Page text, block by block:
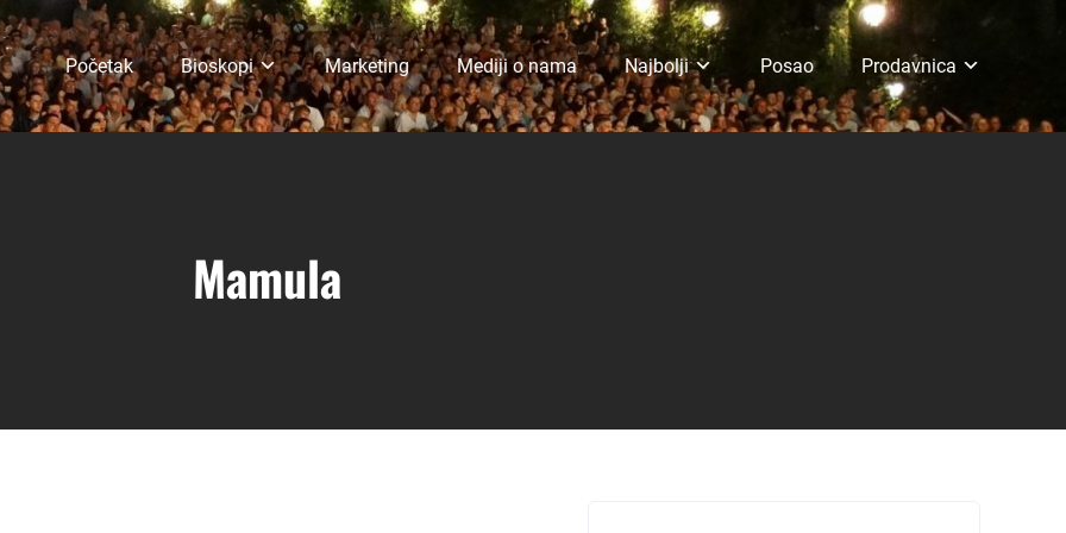
Početak Bioskopi Marketing Mediji o nama Najbolji Posao Prodavnica
Mamula